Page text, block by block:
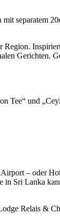
separatem
Gerichten.
Tee“ und
– oder
in Sri Lanka
Relais &